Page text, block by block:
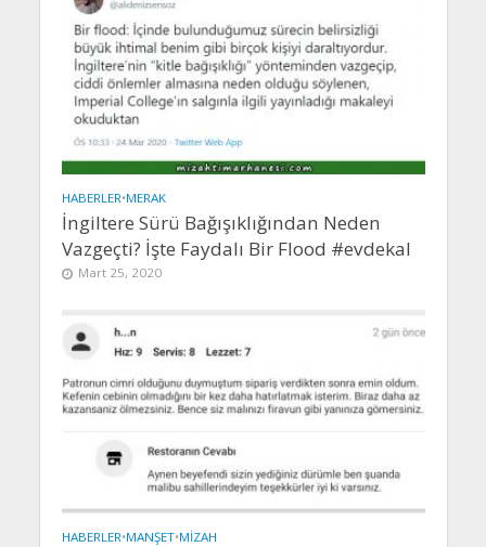
HABERLER•MERAK
İngiltere Sürü Bağışıklığından Neden
Vazgeçti? İşte Faydalı Bir Flood #evdekal
Mart 25, 2020
HABERLER•MANŞET•MIZAH